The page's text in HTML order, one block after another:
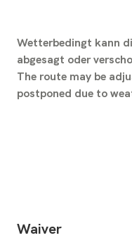
Wetterbedingt kann
abgesagt oder
The route may be
postponed due to
Waiver